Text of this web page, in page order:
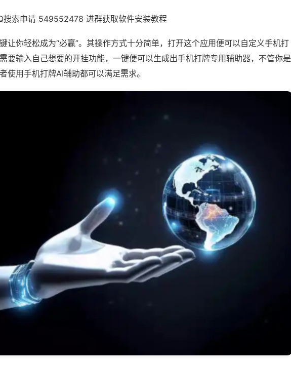
搜索申请 549552478 进群获取软件安装教程
让你轻松成为“必赢”。其操作方式十分简单，打开这个应用便可以自定义手机打
要输入自己想要的开挂功能，一键便可以生成出手机打牌专用辅助器，不管你是
使用手机打牌AI辅助都可以满足需求。